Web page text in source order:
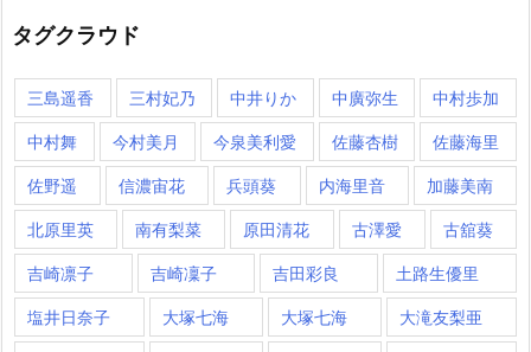
タグクラウド
三島遥香 三村妃乃 中井りか 中廣弥生 中村歩加
中村舞 今村美月 今泉美利愛 佐藤杏樹 佐藤海里
佐野遥 信濃宙花 兵頭葵 内海里音 加藤美南
北原里英 南有梨菜 原田清花 古澤愛 古舘葵
吉崎凛子 吉崎凜子 吉田彩良 土路生優里
塩井日奈子 大塚七海 大塚七海​ 大滝友梨亜